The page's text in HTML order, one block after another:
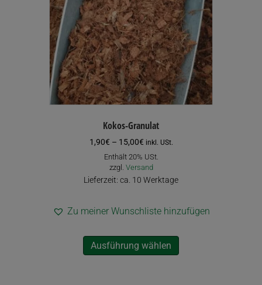
Kokos-Granulat
1,90€ – 15,00€Preisspanne:
1,90€
bis
15,00€
inkl. USt.
Enthält 20% USt.
zzgl. Versand
Lieferzeit: ca. 10 Werktage
Zu meiner Wunschliste hinzufügen
Ausführung wählen